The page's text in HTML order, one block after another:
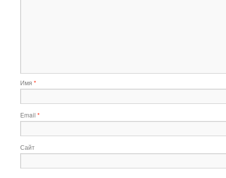
Имя *
Email *
Сайт